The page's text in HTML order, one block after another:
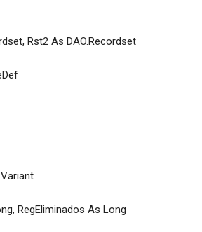
Rst2 As DAO.Recordset
RegEliminados As Long